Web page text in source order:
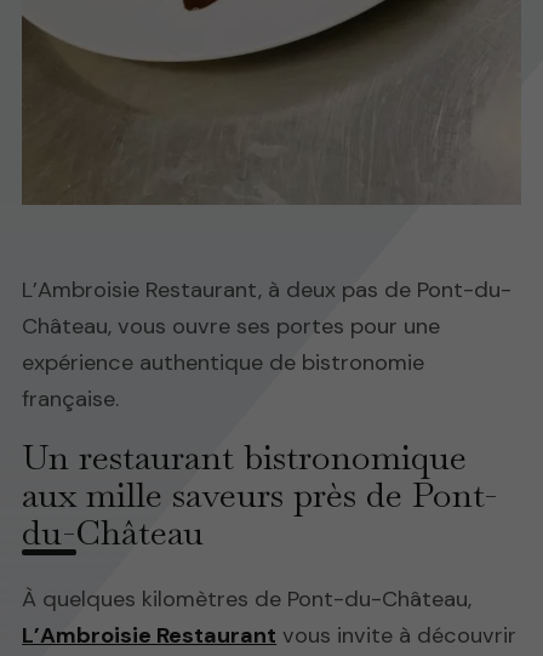
L’Ambroisie Restaurant, à deux pas de Pont-du-
Château, vous ouvre ses portes pour une
expérience authentique de bistronomie
française.
Un restaurant bistronomique
aux mille saveurs près de Pont-
du-Château
À quelques kilomètres de Pont-du-Château,
L’Ambroisie Restaurant vous invite à découvrir